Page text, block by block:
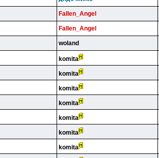
Fallen_Angel
Fallen_Angel
woland
komita
komita
komita
komita
komita
komita
komita